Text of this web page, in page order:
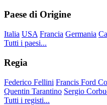
Paese di Origine
Italia USA Francia Germania
Tutti i paesi...
Regia
Federico Fellini Francis Ford
Quentin Tarantino Sergio
Tutti i registi...